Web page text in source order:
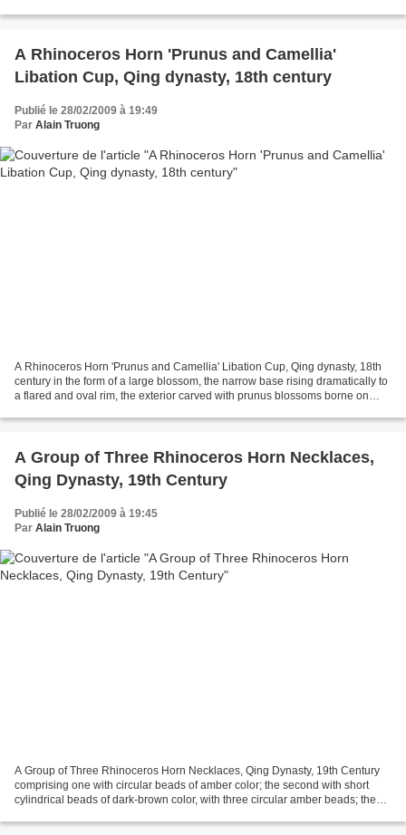
A Rhinoceros Horn 'Prunus and Camellia'
Libation Cup, Qing dynasty, 18th century
Publié le 28/02/2009 à 19:49
Par Alain Truong
A Rhinoceros Horn 'Prunus and Camellia' Libation Cup, Qing dynasty, 18th
century in the form of a large blossom, the narrow base rising dramatically to
a flared and oval rim, the exterior carved with prunus blossoms borne on
A Group of Three Rhinoceros Horn Necklaces,
Qing Dynasty, 19th Century
Publié le 28/02/2009 à 19:45
Par Alain Truong
A Group of Three Rhinoceros Horn Necklaces, Qing Dynasty, 19th Century
comprising one with circular beads of amber color; the second with short
cylindrical beads of dark-brown color, with three circular amber beads; the